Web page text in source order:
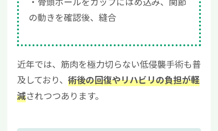
の動きを確認後、縫合
近年では、筋肉を極力切らない低侵襲手術も普
及しており、 術後の回復やリハビリの負担が軽
減されつつあります。